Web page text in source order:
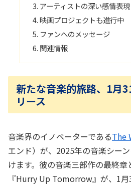
アーティストの深い感情表現
映画プロジェクトも進行中
ファンへのメッセージ
関連情報
新たな音楽的旅路、1月
リース
音楽界のイノベーターであるThe
エンド）が、2025年の音楽シー
けます。彼の音楽三部作の最終
『Hurry Up Tomorrow』が、1